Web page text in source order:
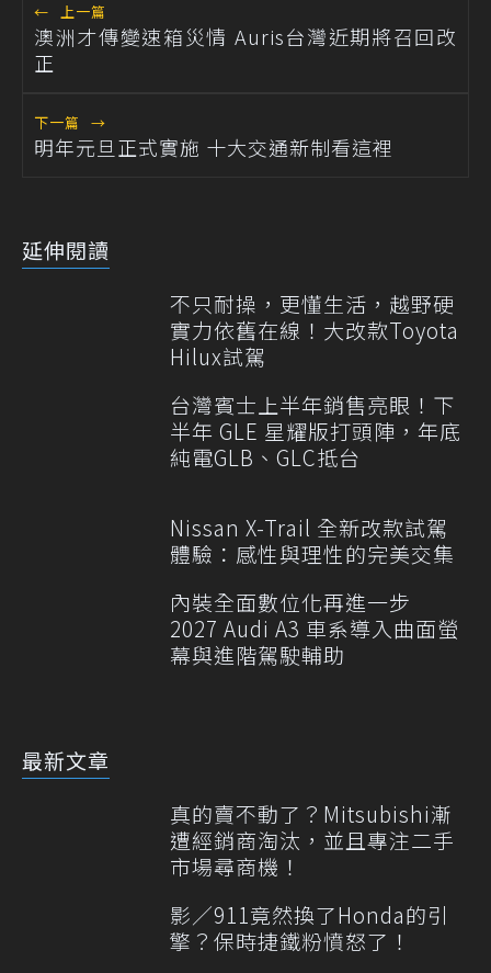
← 上一篇
澳洲才傳變速箱災情 Auris台灣近期將召回改
正
下一篇 →
明年元旦正式實施 十大交通新制看這裡
延伸閱讀
不只耐操，更懂生活，越野硬
實力依舊在線！大改款Toyota
Hilux試駕
台灣賓士上半年銷售亮眼！下
半年 GLE 星耀版打頭陣，年底
純電GLB、GLC抵台
Nissan X-Trail 全新改款試駕
體驗：感性與理性的完美交集
內裝全面數位化再進一步
2027 Audi A3 車系導入曲面螢
幕與進階駕駛輔助
最新文章
真的賣不動了？Mitsubishi漸
遭經銷商淘汰，並且專注二手
市場尋商機！
影／911竟然換了Honda的引
擎？保時捷鐵粉憤怒了！